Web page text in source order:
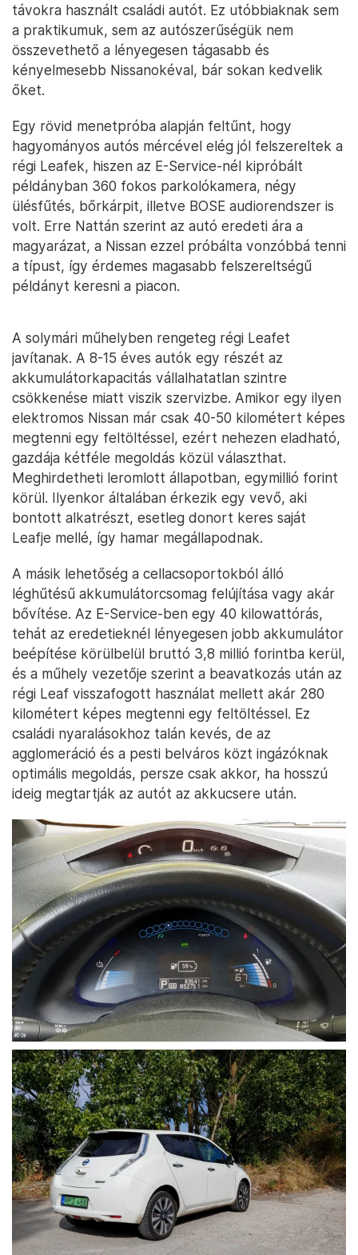
távokra használt családi autót. Ez utóbbiaknak sem
a praktikumuk, sem az autószerűségük nem
összevethető a lényegesen tágasabb és
kényelmesebb Nissanokéval, bár sokan kedvelik
őket.
Egy rövid menetpróba alapján feltűnt, hogy
hagyományos autós mércével elég jól felszereltek a
régi Leafek, hiszen az E-Service-nél kipróbált
példányban 360 fokos parkolókamera, négy
ülésfűtés, bőrkárpit, illetve BOSE audiorendszer is
volt. Erre Nattán szerint az autó eredeti ára a
magyarázat, a Nissan ezzel próbálta vonzóbbá tenni
a típust, így érdemes magasabb felszereltségű
példányt keresni a piacon.
A solymári műhelyben rengeteg régi Leafet
javítanak. A 8-15 éves autók egy részét az
akkumulátorkapacitás vállalhatatlan szintre
csökkenése miatt viszik szervizbe. Amikor egy ilyen
elektromos Nissan már csak 40-50 kilométert képes
megtenni egy feltöltéssel, ezért nehezen eladható,
gazdája kétféle megoldás közül választhat.
Meghirdetheti leromlott állapotban, egymillió forint
körül. Ilyenkor általában érkezik egy vevő, aki
bontott alkatrészt, esetleg donort keres saját
Leafje mellé, így hamar megállapodnak.
A másik lehetőség a cellacsoportokból álló
léghűtésű akkumulátorcsomag felújítása vagy akár
bővítése. Az E-Service-ben egy 40 kilowattórás,
tehát az eredetieknél lényegesen jobb akkumulátor
beépítése körülbelül bruttó 3,8 millió forintba kerül,
és a műhely vezetője szerint a beavatkozás után az
régi Leaf visszafogott használat mellett akár 280
kilométert képes megtenni egy feltöltéssel. Ez
családi nyaralásokhoz talán kevés, de az
agglomeráció és a pesti belváros közt ingázóknak
optimális megoldás, persze csak akkor, ha hosszú
ideig megtartják az autót az akkucsere után.